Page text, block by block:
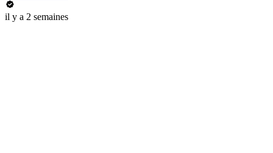
il y a 2 semaines